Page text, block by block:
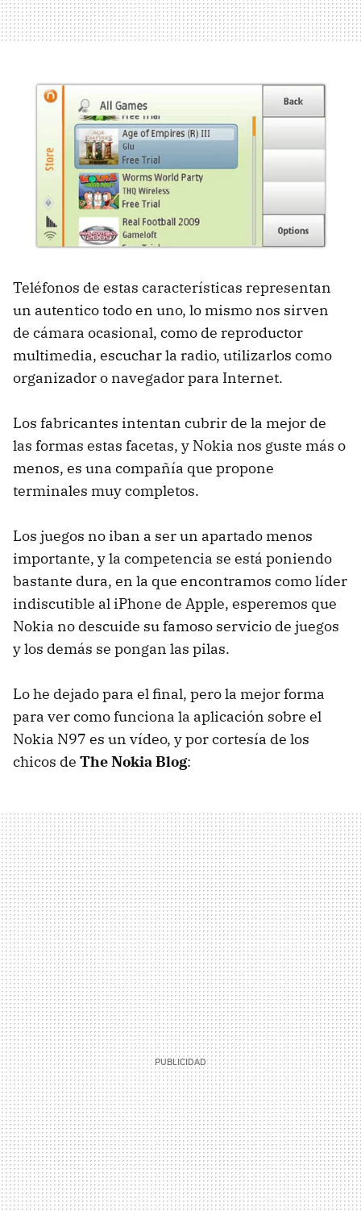
Teléfonos de estas características representan
un autentico todo en uno, lo mismo nos sirven
de cámara ocasional, como de reproductor
multimedia, escuchar la radio, utilizarlos como
organizador o navegador para Internet.
Los fabricantes intentan cubrir de la mejor de
las formas estas facetas, y Nokia nos guste más o
menos, es una compañía que propone
terminales muy completos.
Los juegos no iban a ser un apartado menos
importante, y la competencia se está poniendo
bastante dura, en la que encontramos como líder
indiscutible al iPhone de Apple, esperemos que
Nokia no descuide su famoso servicio de juegos
y los demás se pongan las pilas.
Lo he dejado para el final, pero la mejor forma
para ver como funciona la aplicación sobre el
Nokia N97 es un vídeo, y por cortesía de los
chicos de The Nokia Blog: